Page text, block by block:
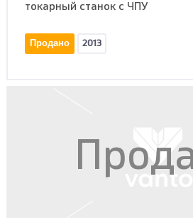
токарный станок с ЧПУ
Продано 2013